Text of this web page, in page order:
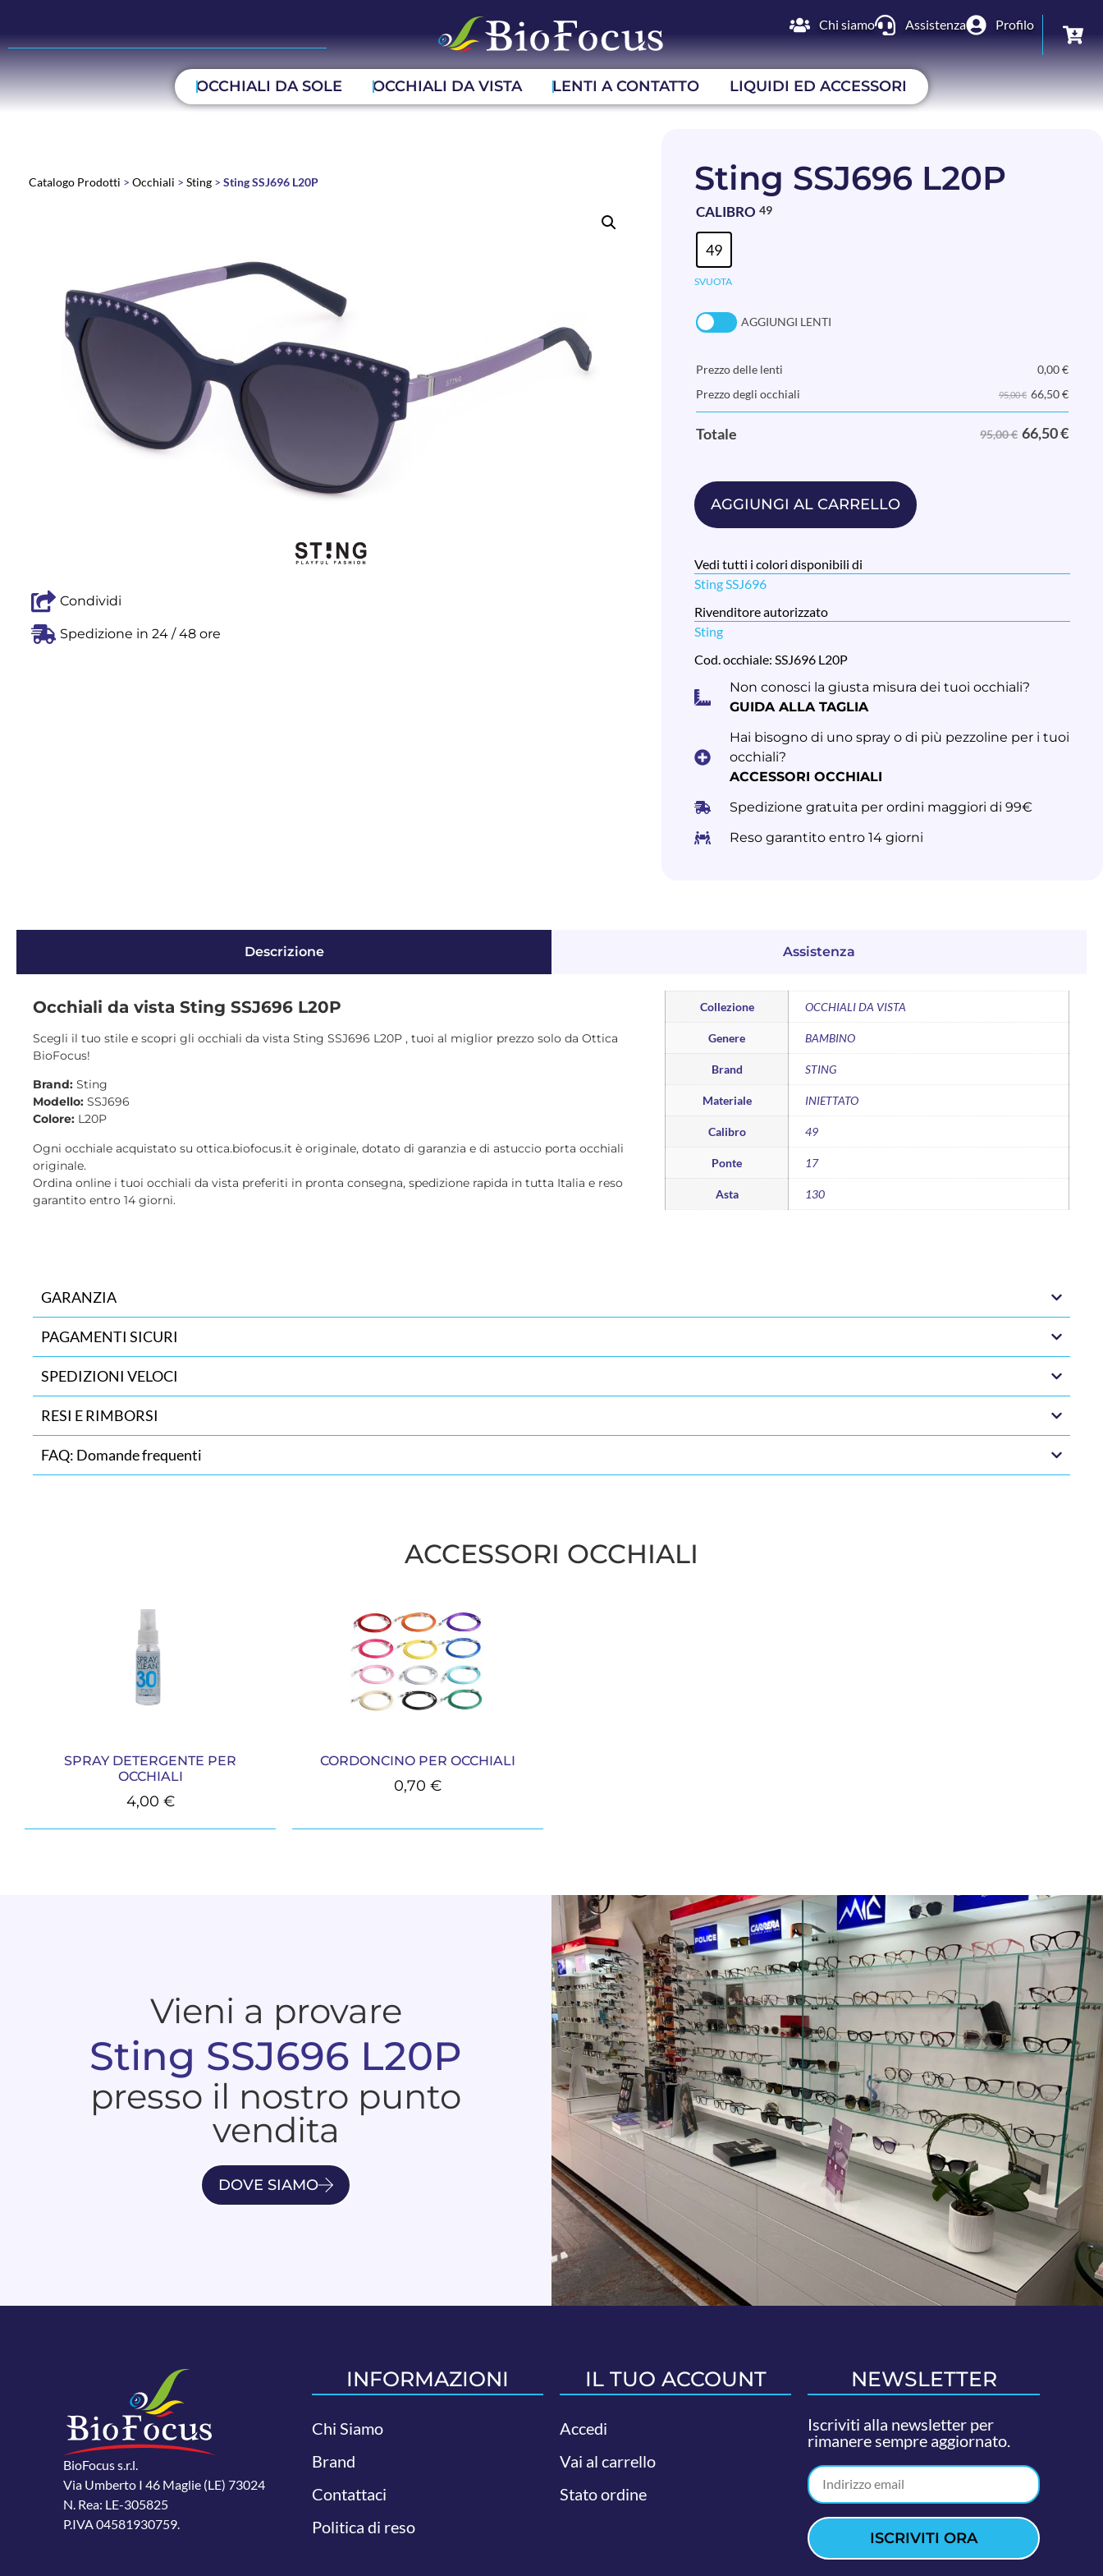
Chi siamo Assistenza Profilo
OCCHIALI DA SOLE OCCHIALI DA VISTA LENTI A CONTATTO LIQUIDI ED ACCESSORI
Catalogo Prodotti > Occhiali > Sting > Sting SSJ696 L20P
Condividi
Spedizione in 24 / 48 ore
Sting SSJ696 L20P
CALIBRO 49
49
SVUOTA
AGGIUNGI LENTI
Prezzo delle lenti 0,00€
Prezzo degli occhiali
95,00 € 66,50€
Totale 95,00 € 66,50€
AGGIUNGI AL CARRELLO
Vedi tutti i colori disponibili di
Sting SSJ696
Rivenditore autorizzato
Sting
Cod. occhiale: SSJ696 L20P
Non conosci la giusta misura dei tuoi occhiali?
GUIDA ALLA TAGLIA
Hai bisogno di uno spray o di più pezzoline per i tuoi
occhiali?
ACCESSORI OCCHIALI
Spedizione gratuita per ordini maggiori di 99€
Reso garantito entro 14 giorni
Descrizione Assistenza
Occhiali da vista Sting SSJ696 L20P
Scegli il tuo stile e scopri gli occhiali da vista Sting SSJ696 L20P , tuoi al miglior prezzo solo da Ottica
BioFocus!
Brand: Sting
Modello: SSJ696
Colore: L20P
Ogni occhiale acquistato su ottica.biofocus.it è originale, dotato di garanzia e di astuccio porta occhiali
originale.
Ordina online i tuoi occhiali da vista preferiti in pronta consegna, spedizione rapida in tutta Italia e reso
garantito entro 14 giorni.
Collezione OCCHIALI DA VISTA
Genere BAMBINO
Brand STING
Materiale INIETTATO
Calibro 49
Ponte 17
Asta 130
GARANZIA
PAGAMENTI SICURI
SPEDIZIONI VELOCI
RESI E RIMBORSI
FAQ: Domande frequenti
ACCESSORI OCCHIALI
SPRAY DETERGENTE PER
OCCHIALI
4,00 €
CORDONCINO PER OCCHIALI
0,70 €
Vieni a provare
Sting SSJ696 L20P
presso il nostro punto
vendita
DOVE SIAMO
BioFocus s.r.l.
Via Umberto I 46 Maglie (LE) 73024
N. Rea: LE-305825
P.IVA 04581930759.
INFORMAZIONI
Chi Siamo
Brand
Contattaci
Politica di reso
IL TUO ACCOUNT
Accedi
Vai al carrello
Stato ordine
NEWSLETTER
Iscriviti alla newsletter per
rimanere sempre aggiornato.
ISCRIVITI ORA